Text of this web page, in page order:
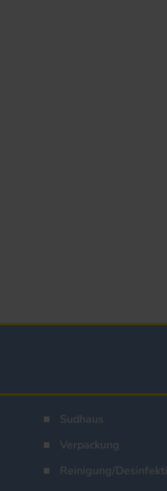
Sudhaus
Verpackung
Reinigung/